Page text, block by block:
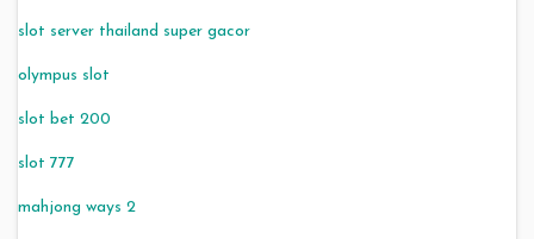
slot server thailand super gacor
olympus slot
slot bet 200
slot 777
mahjong ways 2